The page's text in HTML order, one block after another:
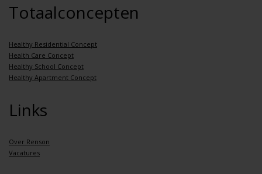
Totaalconcepten
Healthy Residential Concept
Health Care Concept
Healthy School Concept
Healthy Apartment Concept
Links
Over Renson
Vacatures